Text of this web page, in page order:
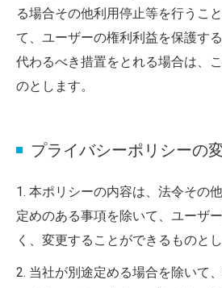
る場合その他利用停止等を行うこ
て、ユーザーの権利利益を保護す
代わるべき措置をとれる場合は、
のとします。
プライバシーポリシーの
1. 本ポリシーの内容は、法令その
定めのある事項を除いて、ユーザ
く、変更することができるものとし
2. 当社が別途定める場合を除いて